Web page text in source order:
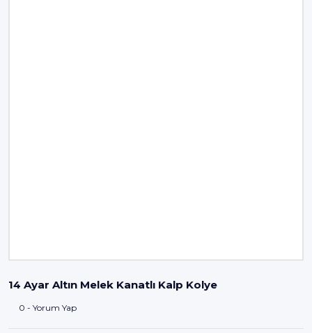
14 Ayar Altın Melek Kanatlı Kalp Kolye
0 - Yorum Yap